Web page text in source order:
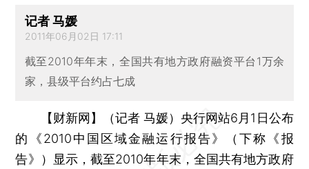
记者 马媛
2011年06月02日 17:11
截至2010年年末，全国共有地方政府融资平台1万余
家，县级平台约占七成
【财新网】（记者 马媛）央行网站6月1日公布
的《2010中国区域金融运行报告》（下称《报
告》）显示，截至2010年年末，全国共有地方政府